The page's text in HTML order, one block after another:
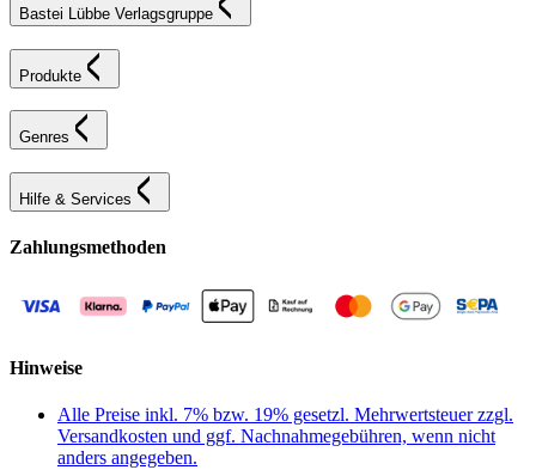
Bastei Lübbe Verlagsgruppe
Produkte
Genres
Hilfe & Services
Zahlungsmethoden
Hinweise
Alle Preise inkl. 7% bzw. 19% gesetzl. Mehrwertsteuer zzgl.
Versandkosten und ggf. Nachnahmegebühren, wenn nicht
anders angegeben.